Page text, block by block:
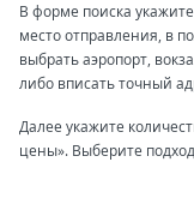
В форме поиска
место отправления, в
выбрать аэропорт,
либо вписать точный
Далее укажите
цены». Выберите